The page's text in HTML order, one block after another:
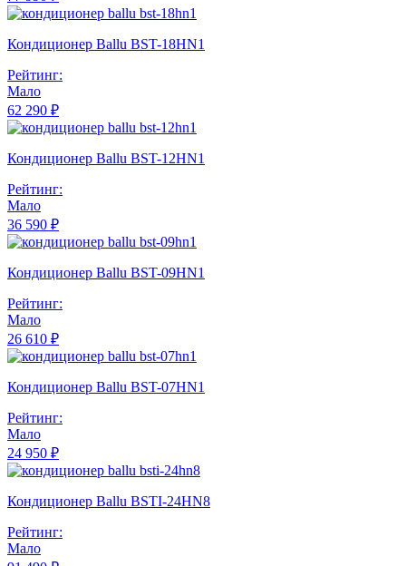
Кондиционер Ballu BST-18HN1
Рейтинг:
Мало
62 290 ₽
Кондиционер Ballu BST-12HN1
Рейтинг:
Мало
36 590 ₽
Кондиционер Ballu BST-09HN1
Рейтинг:
Мало
26 610 ₽
Кондиционер Ballu BST-07HN1
Рейтинг:
Мало
24 950 ₽
Кондиционер Ballu BSTI-24HN8
Рейтинг:
Мало